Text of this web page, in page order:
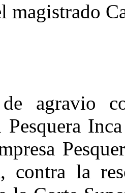
magistrado
de agravio
contra la